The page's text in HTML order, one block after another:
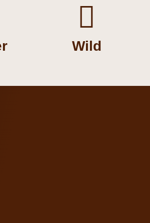

Wild